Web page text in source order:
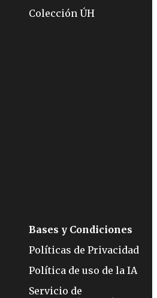
Colección ÚH
Bases y Condiciones
Políticas de Privacidad
Política de uso de la IA
Servicio de